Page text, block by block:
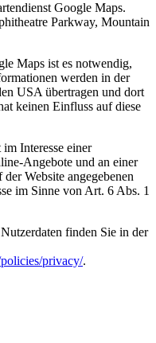
Google Maps.
Parkway, Mountain
Maps ist es notwendig,
werden in der
USA übertragen und dort
keinen Einfluss auf diese
Interesse einer
Angebote und an einer
Website angegebenen
im Sinne von Art. 6 Abs. 1
finden Sie in der
privacy/.